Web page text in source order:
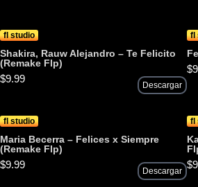
fl studio
Shakira, Rauw Alejandro – Te Felicito
(Remake Flp)
$9.99
Descargar
fl
$
fl studio
Maria Becerra – Felices x Siempre
(Remake Flp)
$9.99
Descargar
fl
$